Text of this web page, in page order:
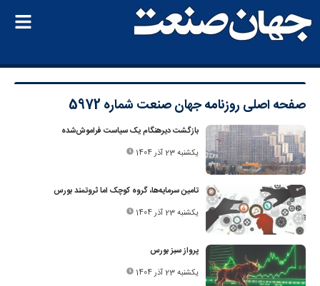
صفحه اصلی روزنامه جهان صنعت شماره 5972
بازگشت دیرهنگام یک سیاست فراموش‌شده
یکشنبه 23 آذر 1404
تامین سرمایه‌ها، گروه کوچک اما ثروتمند بورس
یکشنبه 23 آذر 1404
پرواز سبز بورس
یکشنبه 23 آذر 1404